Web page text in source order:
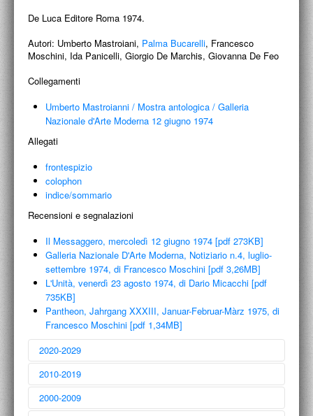
De Luca Editore Roma 1974.
Autori: Umberto Mastroiani, Palma Bucarelli, Francesco
Moschini, Ida Panicelli, Giorgio De Marchis, Giovanna De Feo
Collegamenti
Umberto Mastroianni / Mostra antologica / Galleria
Nazionale d'Arte Moderna 12 giugno 1974
Allegati
frontespizio
colophon
indice/sommario
Recensioni e segnalazioni
Il Messaggero, mercoledì 12 giugno 1974 [pdf 273KB]
Galleria Nazionale D'Arte Moderna, Notiziario n.4, luglio-
settembre 1974, di Francesco Moschini [pdf 3,26MB]
L'Unità, venerdì 23 agosto 1974, di Dario Micacchi [pdf
735KB]
Pantheon, Jahrgang XXXIII, Januar-Februar-Màrz 1975, di
Francesco Moschini [pdf 1,34MB]
2020-2029
2010-2019
2000-2009